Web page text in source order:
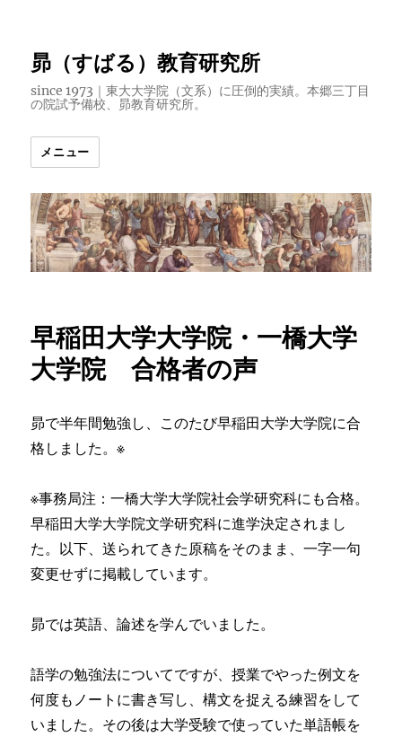
昴（すばる）教育研究所
since 1973｜東大大学院（文系）に圧倒的実績。本郷三丁目
の院試予備校、昴教育研究所。
メニュー
早稲田大学大学院・一橋大学
大学院 合格者の声
昴で半年間勉強し、このたび早稲田大学大学院に合
格しました。※
※事務局注：一橋大学大学院社会学研究科にも合格。
早稲田大学大学院文学研究科に進学決定されまし
た。以下、送られてきた原稿をそのまま、一字一句
変更せずに掲載しています。
昴では英語、論述を学んでいました。
語学の勉強法についてですが、授業でやった例文を
何度もノートに書き写し、構文を捉える練習をして
いました。その後は大学受験で使っていた単語帳を